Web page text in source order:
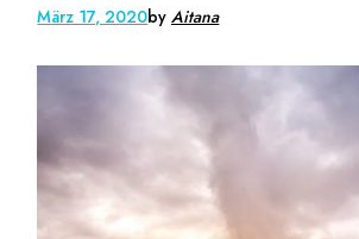
März 17, 2020byAitana